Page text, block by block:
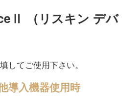
（リスキン デバ
してご使用下さい。
導入機器使用時